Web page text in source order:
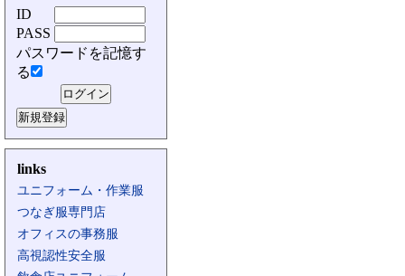
ID
PASS
パスワードを記憶す
る
links
ユニフォーム・作業服
つなぎ服専門店
オフィスの事務服
高視認性安全服